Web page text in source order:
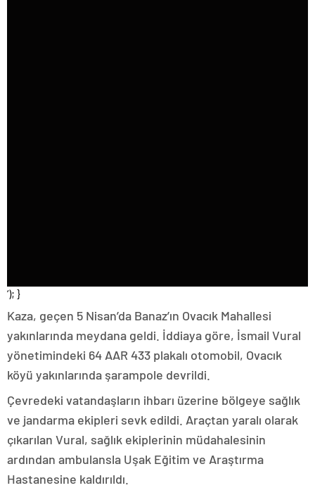
‘); }
Kaza, geçen 5 Nisan’da Banaz’ın Ovacık Mahallesi
yakınlarında meydana geldi. İddiaya göre, İsmail Vural
yönetimindeki 64 AAR 433 plakalı otomobil, Ovacık
köyü yakınlarında şarampole devrildi.
Çevredeki vatandaşların ihbarı üzerine bölgeye sağlık
ve jandarma ekipleri sevk edildi. Araçtan yaralı olarak
çıkarılan Vural, sağlık ekiplerinin müdahalesinin
ardından ambulansla Uşak Eğitim ve Araştırma
Hastanesine kaldırıldı.